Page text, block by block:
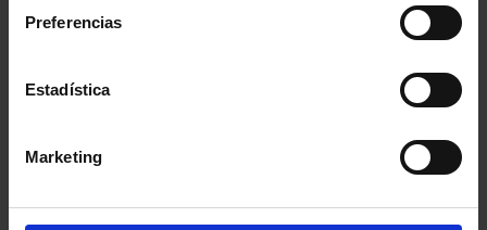
Preferencias
Estadística
Marketing